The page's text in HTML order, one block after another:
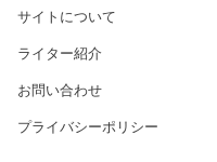
サイトについて
ライター紹介
お問い合わせ
プライバシーポリシー